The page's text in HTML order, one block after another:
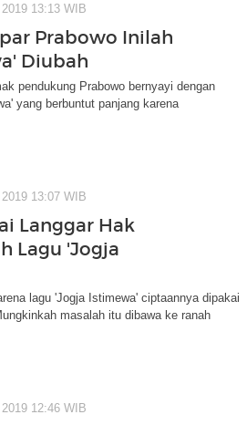
13:13 WIB
Prabowo Inilah
Diubah
pendukung Prabowo bernyayi dengan
yang berbuntut panjang karena
13:07 WIB
Langgar Hak
Lagu 'Jogja
lagu 'Jogja Istimewa' ciptaannya dipakai
masalah itu dibawa ke ranah
12:46 WIB